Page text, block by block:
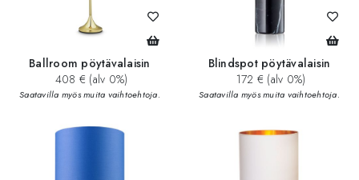
Ballroom pöytävalaisin
408 € (alv 0%)
Saatavilla myös muita vaihtoehtoja.
Blindspot pöytävalaisin
172 € (alv 0%)
Saatavilla myös muita vaihtoehtoja.